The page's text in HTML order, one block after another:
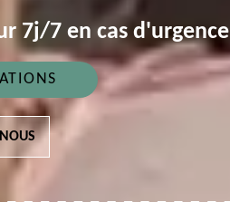
7j/7 en cas d'urgence